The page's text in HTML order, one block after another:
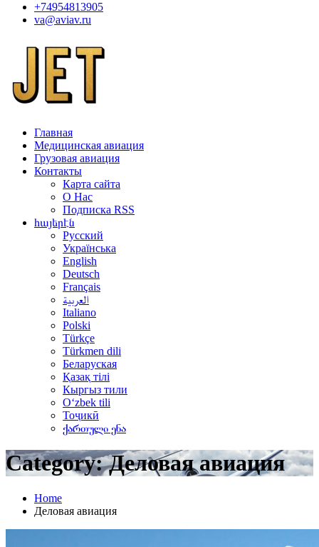
+74954813905
va@aviav.ru
Главная
Медицинская авиация
Грузовая авиация
Контакты
Карта сайта
О Нас
Подписка RSS
հայերէն
Русский
Українська
English
Deutsch
Français
العربية
Italiano
Polski
Türkçe
Türkmen dili
Беларуская
Қазақ тілі
Кыргыз тили
Oʻzbek tili
Тоҷикӣ
ქართული ენა
Category: Деловая авиация
Home
Деловая авиация